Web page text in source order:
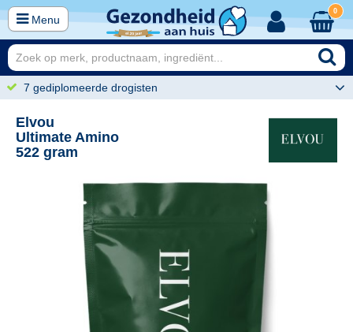
Menu
0
7 gediplomeerde drogisten
Elvou
Ultimate Amino
522 gram